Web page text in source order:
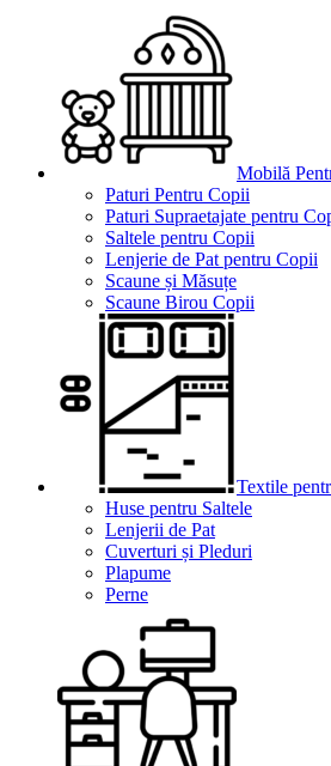
Mobilă
Paturi Pentru Copii
Paturi Supraetajate pentru
Saltele pentru Copii
Lenjerie de Pat pentru Copii
Scaune și Măsuțe
Scaune Birou Copii
Textile
Huse pentru Saltele
Lenjerii de Pat
Cuverturi și Pleduri
Plapume
Perne